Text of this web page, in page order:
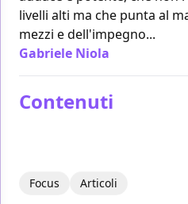
livelli alti ma che punta al
mezzi e dell'impegno...
Gabriele Niola
Contenuti
Focus Articoli